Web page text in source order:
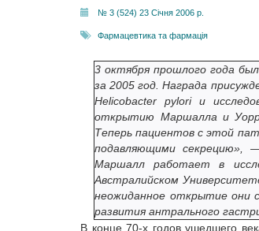
№ 3 (524) 23 Січня 2006 р.
Фармацевтика та фармація
3 октября прошлого года
за 2005 год. Награда
Helicobacter pylori и
открытию Маршалла и
Теперь пациентов с этой
подавляющими секрецию»,
Маршалл работает в
Австралийском
неожиданное открытие они
развития антрального
В конце 70-х годов ушедшего